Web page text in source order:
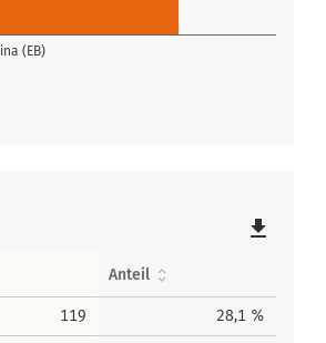
(EB)
file_download
Anteil
119 28,1 %